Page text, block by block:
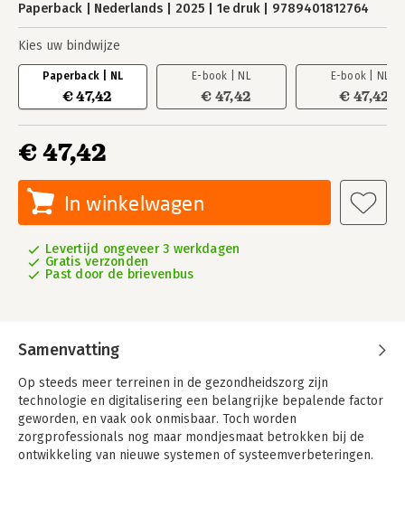
Paperback Nederlands 2025 1e druk 9789401812764
Kies uw bindwijze
Paperback | NL
€ 47,42
E-book | NL
€ 47,42
E-book | NL
€ 47,42
€ 47,42
In winkelwagen
Levertijd ongeveer 3 werkdagen
Gratis verzonden
Past door de brievenbus
Samenvatting
Op steeds meer terreinen in de gezondheidszorg zijn
technologie en digitalisering een belangrijke bepalende factor
geworden, en vaak ook onmisbaar. Toch worden
zorgprofessionals nog maar mondjesmaat betrokken bij de
ontwikkeling van nieuwe systemen of systeemverbeteringen.